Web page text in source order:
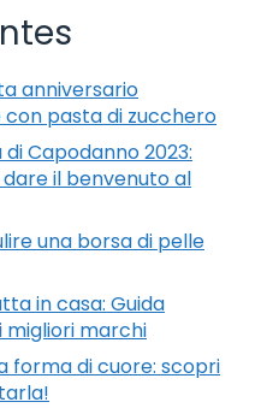
anniversario
pasta di zucchero
Capodanno 2023:
il benvenuto al
una borsa di pelle
in casa: Guida
marchi
forma di cuore: scopri